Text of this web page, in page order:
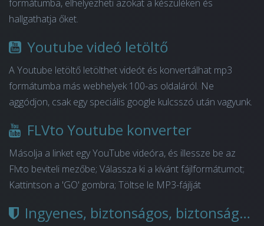
formátumba, elhelyezheti azokat a készüléken és
hallgathatja őket.
Youtube videó letöltő
A Youtube letöltő letölthet videót és konvertálhat mp3
formátumba más webhelyek 100-as oldaláról. Ne
aggódjon, csak egy speciális google kulcsszó után vagyunk.
FLVto Youtube konverter
Másolja a linket egy YouTube videóra, és illessze be az
Flvto beviteli mezőbe; Válassza ki a kívánt fájlformátumot;
Kattintson a 'GO' gombra; Töltse le MP3-fájlját
Ingyenes, biztonságos, biztonságos, nincsenek hirdetések